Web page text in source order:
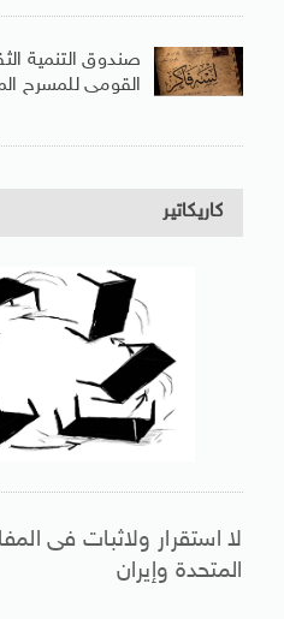
صندوق التنمية
القومى للمسرح
كاريكاتير
لا استقرار ولاثبات فى
المتحدة وإيران